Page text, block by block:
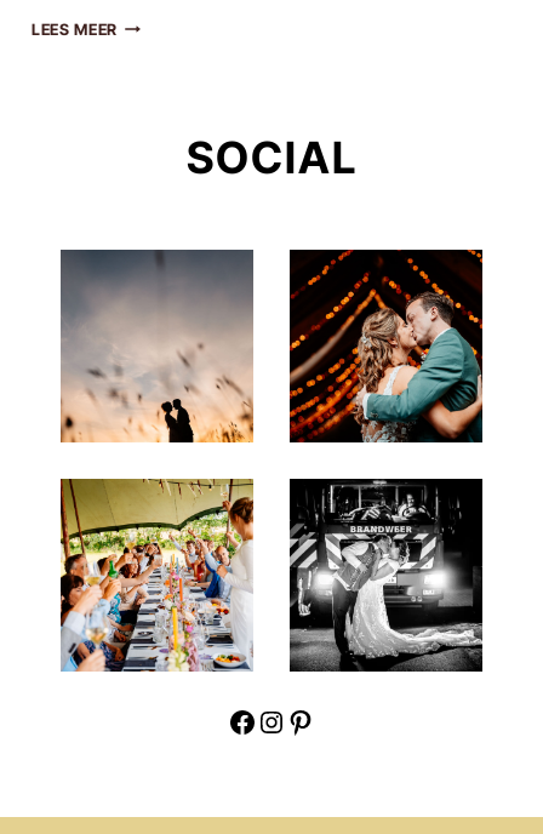
LEES MEERKIM
&
SOCIAL
Facebook
Instagram
Pinterest